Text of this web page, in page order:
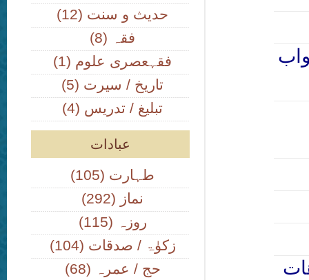
(12) حدیث و سنت
(8) فقہ
(1) فقہعصری علوم
(5) تاریخ / سیرت
(4) تبلیغ / تدریس
عبادات
(105) طہارت
(292) نماز
(115) روزہ
(104) زکوٰۃ / صدقات
(68) حج / عمرہ